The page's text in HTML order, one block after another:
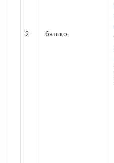
2 батько